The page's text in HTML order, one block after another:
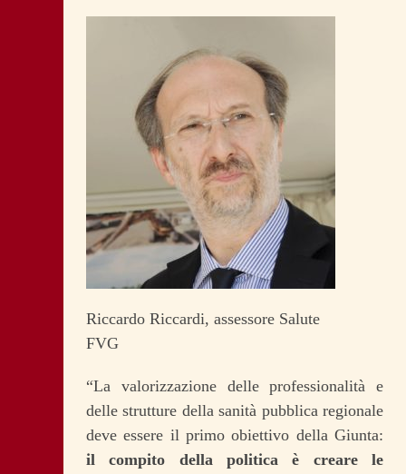
Riccardo Riccardi, assessore Salute
FVG
“La valorizzazione delle professionalità e
delle strutture della sanità pubblica regionale
deve essere il primo obiettivo della Giunta:
il compito della politica è creare le